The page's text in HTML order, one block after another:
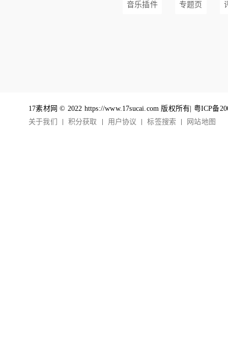
音乐插件 专题页
17素材网 © 2022 https://www.17sucai.com 版权所有| 粤ICP备
关于我们
积分获取 用户协议 标签搜索 网站地图